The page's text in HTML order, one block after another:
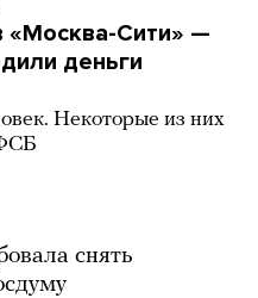
«Москва-Сити» —
деньги
Некоторые из них
снять